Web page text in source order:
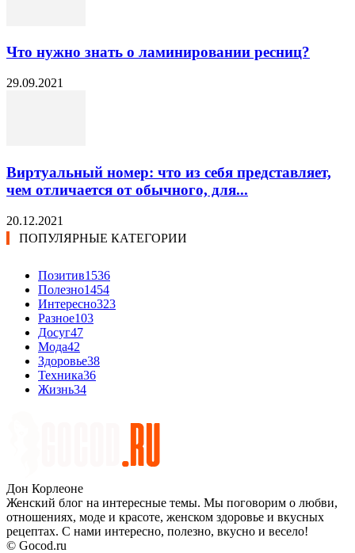
Что нужно знать о ламинировании ресниц?
29.09.2021
Виртуальный номер: что из себя представляет,
чем отличается от обычного, для...
20.12.2021
ПОПУЛЯРНЫЕ КАТЕГОРИИ
Позитив1536
Полезно1454
Интересно323
Разное103
Досуг47
Мода42
Здоровье38
Техника36
Жизнь34
Дон Корлеоне
Женский блог на интересные темы. Мы поговорим о любви,
отношениях, моде и красоте, женском здоровье и вкусных
рецептах. С нами интересно, полезно, вкусно и весело!
© Gocod.ru